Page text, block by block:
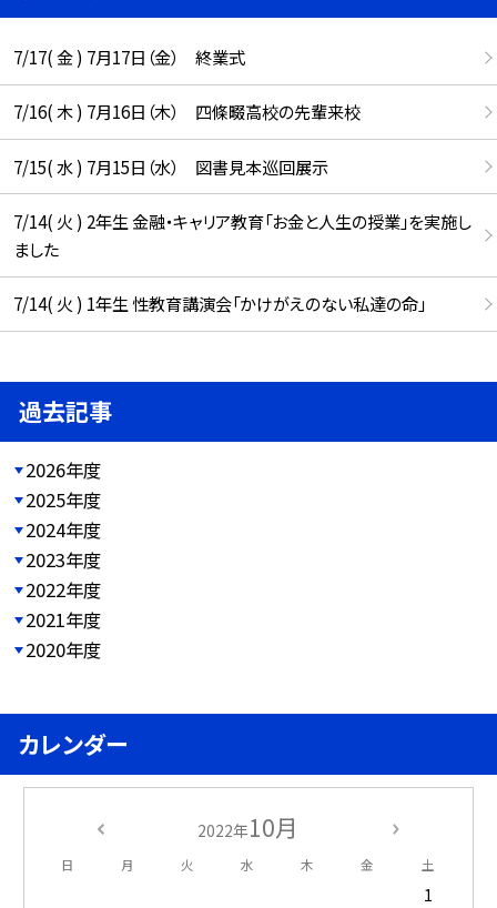
7/17( 金 ) 7月17日（金） 終業式
7/16( 木 ) 7月16日（木） 四條畷高校の先輩来校
7/15( 水 ) 7月15日（水） 図書見本巡回展示
7/14( 火 ) 2年生 金融・キャリア教育「お金と人生の授業」を実施し
ました
7/14( 火 ) 1年生 性教育講演会「かけがえのない私達の命」
過去記事
2026年度
2025年度
2024年度
2023年度
2022年度
2021年度
2020年度
カレンダー
2022年10月
日 月 火 水 木 金 土
1